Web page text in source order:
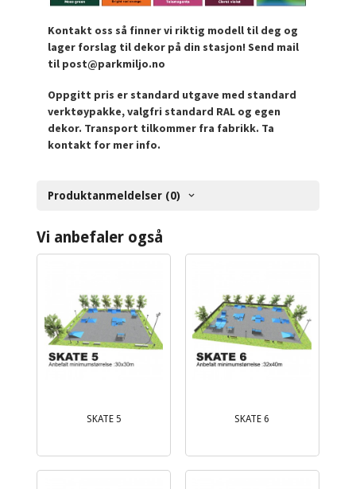
Kontakt oss så finner vi riktig modell til deg og
lager forslag til dekor på din stasjon! Send mail
til post@parkmiljo.no
Oppgitt pris er standard utgave med standard
verktøypakke, valgfri standard RAL og egen
dekor. Transport tilkommer fra fabrikk. Ta
kontakt for mer info.
Produktanmeldelser (0)
Vi anbefaler også
SKATE 5 SKATE 6